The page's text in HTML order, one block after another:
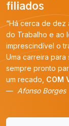
filiados
“Há cerca de dez
do Trabalho e ao
imprescindível o
Uma carreira
sempre pronto
um recado, COM
Afonso Borges